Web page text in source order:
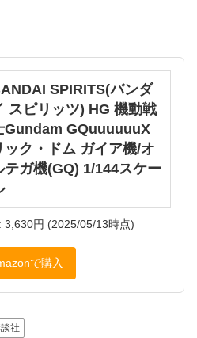
SPIRITS(バンダ
スピリッツ) HG 機動戦
Gundam GQuuuuuuX
ック・ドム ガイア機/オ
テガ機(GQ) 1/144スケー
3,630円 (2025/05/13時点)
で購入
社